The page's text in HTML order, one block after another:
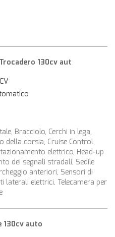
130cv aut
Bracciolo, Cerchi in lega,
della corsia, Cruise Control,
elettrico, Head-up
dei segnali stradali, Sedile
anteriori, Sensori di
laterali elettrici, Telecamera per
130cv auto